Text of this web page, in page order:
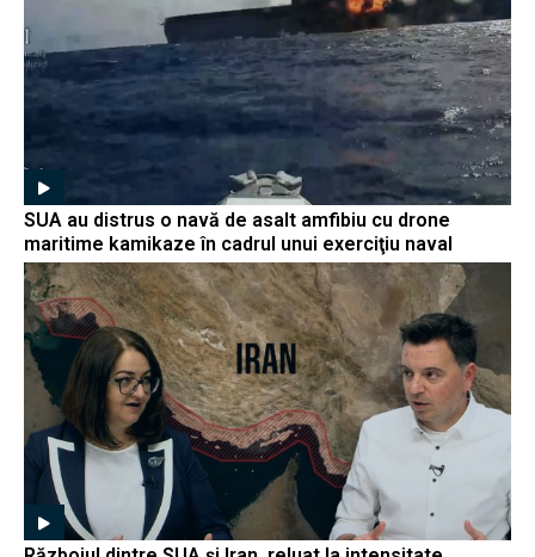
SUA au distrus o navă de asalt amfibiu cu drone
maritime kamikaze în cadrul unui exerciţiu naval